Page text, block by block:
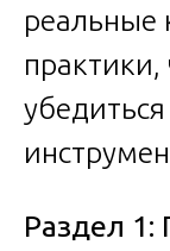
реальные
Раздел 1: